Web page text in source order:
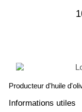
Producteur d'huile
Informations utiles